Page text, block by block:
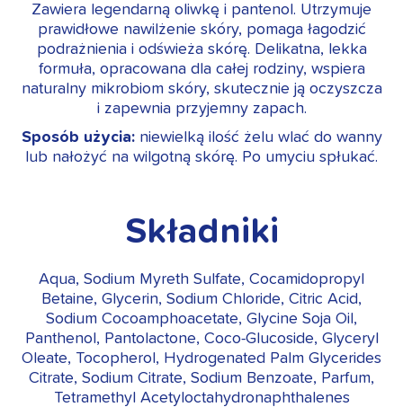
Zawiera legendarną oliwkę i pantenol. Utrzymuje
prawidłowe nawilżenie skóry, pomaga łagodzić
podrażnienia i odświeża skórę. Delikatna, lekka
formuła, opracowana dla całej rodziny, wspiera
naturalny mikrobiom skóry, skutecznie ją oczyszcza
i zapewnia przyjemny zapach.
Sposób użycia:niewielką ilość żelu wlać do wanny
lub nałożyć na wilgotną skórę. Po umyciu spłukać.
Składniki
Aqua, Sodium Myreth Sulfate, Cocamidopropyl
Betaine, Glycerin, Sodium Chloride, Citric Acid,
Sodium Cocoamphoacetate, Glycine Soja Oil,
Panthenol, Pantolactone, Coco-Glucoside, Glyceryl
Oleate, Tocopherol, Hydrogenated Palm Glycerides
Citrate, Sodium Citrate, Sodium Benzoate, Parfum,
Tetramethyl Acetyloctahydronaphthalenes